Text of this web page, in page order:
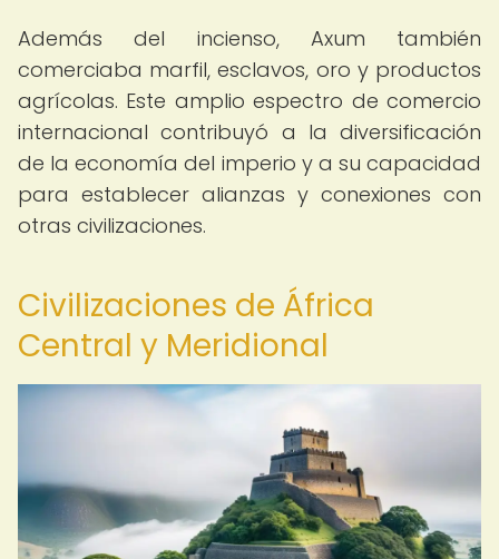
Además del incienso, Axum también
comerciaba marfil, esclavos, oro y productos
agrícolas. Este amplio espectro de comercio
internacional contribuyó a la diversificación
de la economía del imperio y a su capacidad
para establecer alianzas y conexiones con
otras civilizaciones.
Civilizaciones de África
Central y Meridional